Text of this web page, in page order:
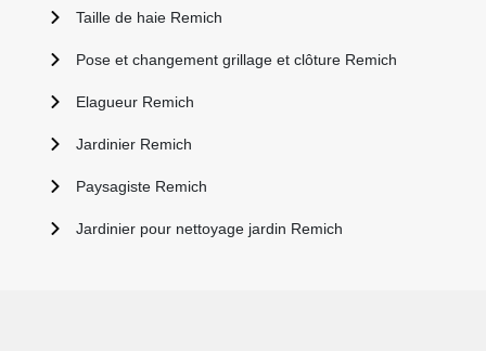
Taille de haie Remich
Pose et changement grillage et clôture Remich
Elagueur Remich
Jardinier Remich
Paysagiste Remich
Jardinier pour nettoyage jardin Remich